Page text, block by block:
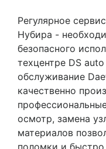
Регулярное
Нубира -
безопасного
техцентре DS
обслуживание
качественно
осмотр, замена
материалов
поломки и